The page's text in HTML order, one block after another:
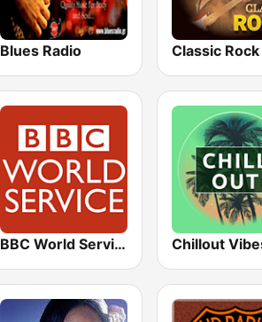
Blues Radio
BBC World Service Chillout